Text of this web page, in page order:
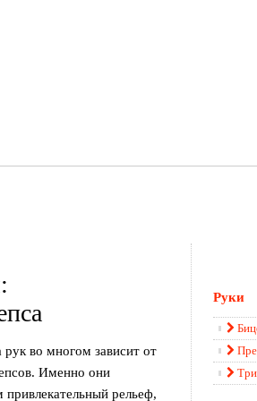
рук во многом зависит от
Именно они
рельеф,
Руки